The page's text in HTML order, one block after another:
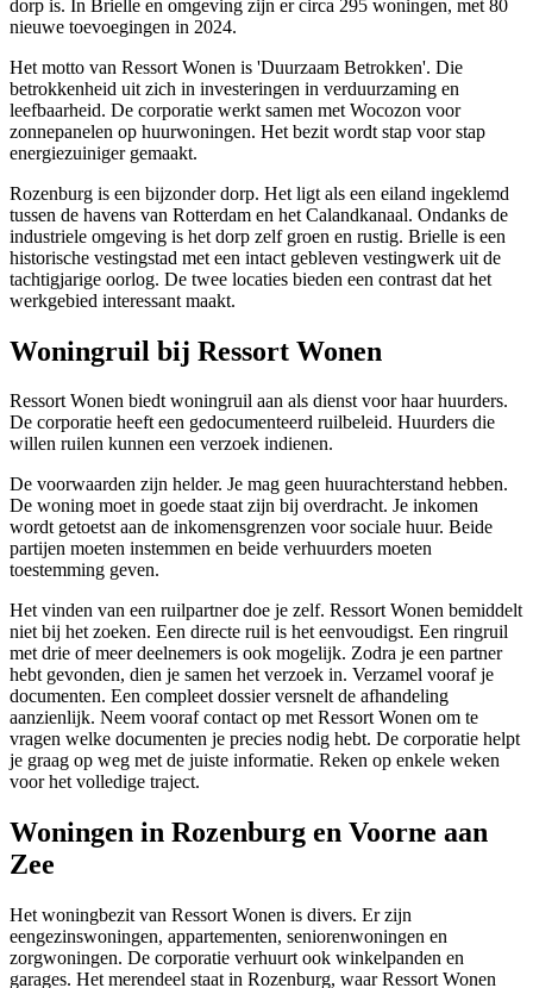
dorp is. In Brielle en omgeving zijn er circa 295 woningen, met 80
nieuwe toevoegingen in 2024.
Het motto van Ressort Wonen is 'Duurzaam Betrokken'. Die
betrokkenheid uit zich in investeringen in verduurzaming en
leefbaarheid. De corporatie werkt samen met Wocozon voor
zonnepanelen op huurwoningen. Het bezit wordt stap voor stap
energiezuiniger gemaakt.
Rozenburg is een bijzonder dorp. Het ligt als een eiland ingeklemd
tussen de havens van Rotterdam en het Calandkanaal. Ondanks de
industriele omgeving is het dorp zelf groen en rustig. Brielle is een
historische vestingstad met een intact gebleven vestingwerk uit de
tachtigjarige oorlog. De twee locaties bieden een contrast dat het
werkgebied interessant maakt.
Woningruil bij Ressort Wonen
Ressort Wonen biedt woningruil aan als dienst voor haar huurders.
De corporatie heeft een gedocumenteerd ruilbeleid. Huurders die
willen ruilen kunnen een verzoek indienen.
De voorwaarden zijn helder. Je mag geen huurachterstand hebben.
De woning moet in goede staat zijn bij overdracht. Je inkomen
wordt getoetst aan de inkomensgrenzen voor sociale huur. Beide
partijen moeten instemmen en beide verhuurders moeten
toestemming geven.
Het vinden van een ruilpartner doe je zelf. Ressort Wonen bemiddelt
niet bij het zoeken. Een directe ruil is het eenvoudigst. Een ringruil
met drie of meer deelnemers is ook mogelijk. Zodra je een partner
hebt gevonden, dien je samen het verzoek in. Verzamel vooraf je
documenten. Een compleet dossier versnelt de afhandeling
aanzienlijk. Neem vooraf contact op met Ressort Wonen om te
vragen welke documenten je precies nodig hebt. De corporatie helpt
je graag op weg met de juiste informatie. Reken op enkele weken
voor het volledige traject.
Woningen in Rozenburg en Voorne aan
Zee
Het woningbezit van Ressort Wonen is divers. Er zijn
eengezinswoningen, appartementen, seniorenwoningen en
zorgwoningen. De corporatie verhuurt ook winkelpanden en
garages. Het merendeel staat in Rozenburg, waar Ressort Wonen